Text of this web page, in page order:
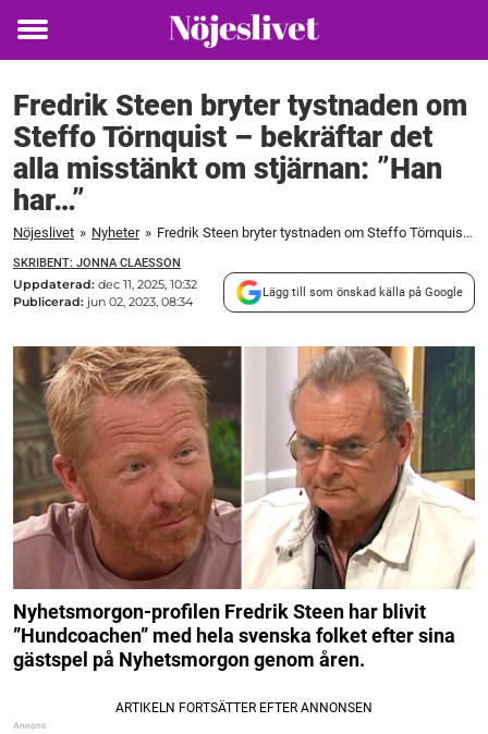
Toggle
Fredrik Steen bryter tystnaden om
Steffo Törnquist – bekräftar det
alla misstänkt om stjärnan: ”Han
har…”
Nöjeslivet » Nyheter » Fredrik Steen bryter tystnaden om Steffo Törnquist – bekräftar det alla misstänkt om stjärnan: "Han har..."
SKRIBENT: JONNA CLAESSON
Uppdaterad: dec 11, 2025, 10:32
Publicerad: jun 02, 2023, 08:34
Lägg till som önskad källa på Google
Nyhetsmorgon-profilen Fredrik Steen har blivit
”Hundcoachen” med hela svenska folket efter sina
gästspel på Nyhetsmorgon genom åren.